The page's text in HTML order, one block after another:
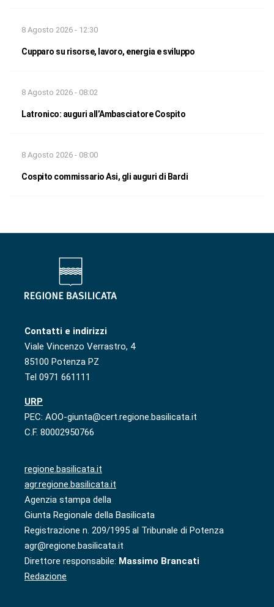
8 Agosto 2026 - 12:30
Cupparo su risorse, lavoro, energia e sviluppo
8 Agosto 2026 - 08:02
Latronico: auguri all’Ambasciatore Cospito
8 Agosto 2026 - 08:00
Cospito commissario Asi, gli auguri di Bardi
Contatti e indirizzi
Viale Vincenzo Verrastro, 4
85100 Potenza PZ
Tel 0971 661111
URP
PEC: AOO-giunta@cert.regione.basilicata.it
C.F. 80002950766
regione.basilicata.it
agr.regione.basilicata.it
Agenzia stampa della
Giunta Regionale della Basilicata
Registrazione n. 209/1995 al Tribunale di Potenza
agr@regione.basilicata.it
Direttore responsabile: Massimo Brancati
Redazione